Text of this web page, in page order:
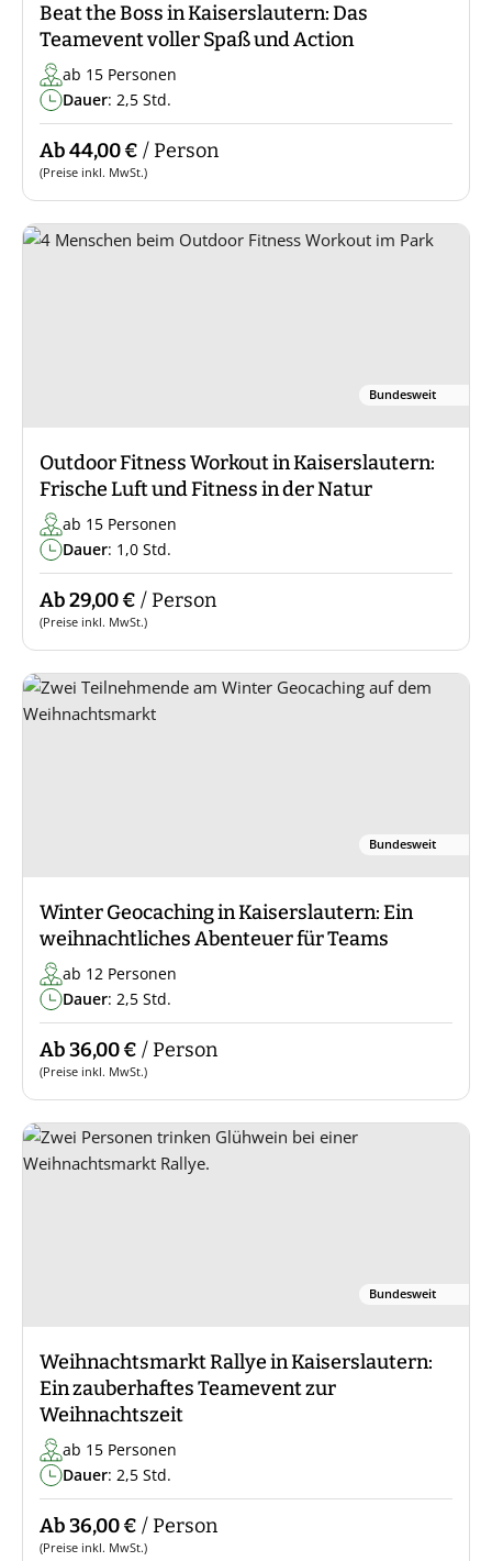
Beat the Boss in Kaiserslautern: Das
Teamevent voller Spaß und Action
ab 15 Personen
Dauer: 2,5 Std.
Ab 44,00 € / Person
(Preise inkl. MwSt.)
Bundesweit
Outdoor Fitness Workout in Kaiserslautern:
Frische Luft und Fitness in der Natur
ab 15 Personen
Dauer: 1,0 Std.
Ab 29,00 € / Person
(Preise inkl. MwSt.)
Bundesweit
Winter Geocaching in Kaiserslautern: Ein
weihnachtliches Abenteuer für Teams
ab 12 Personen
Dauer: 2,5 Std.
Ab 36,00 € / Person
(Preise inkl. MwSt.)
Bundesweit
Weihnachtsmarkt Rallye in Kaiserslautern:
Ein zauberhaftes Teamevent zur
Weihnachtszeit
ab 15 Personen
Dauer: 2,5 Std.
Ab 36,00 € / Person
(Preise inkl. MwSt.)